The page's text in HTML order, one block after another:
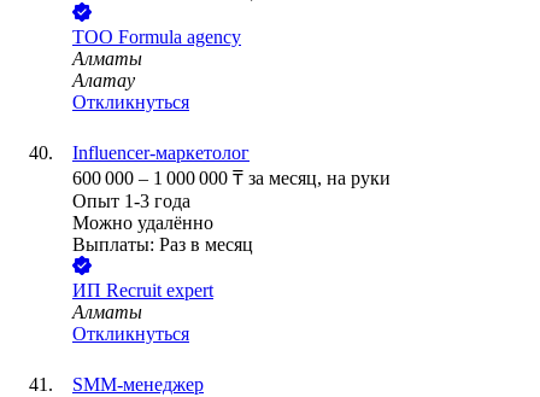
ТОО Formula agency
Алматы
Алатау
Откликнуться
Influencer-маркетолог
600 000 – 1 000 000 ₸ за месяц, на руки
Опыт 1-3 года
Можно удалённо
Выплаты: Раз в месяц
ИП Recruit expert
Алматы
Откликнуться
SMM-менеджер